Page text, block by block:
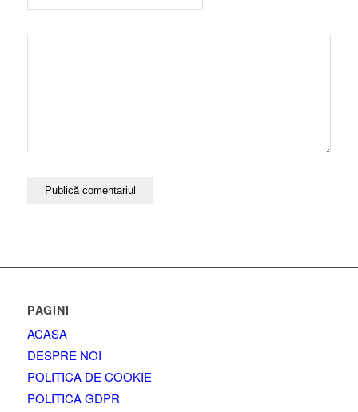
PAGINI
ACASA
DESPRE NOI
POLITICA DE COOKIE
POLITICA GDPR